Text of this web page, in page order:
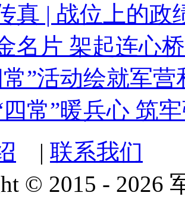
真 | 战位上的政
名片 架起连心桥
常”活动绘就军
常”暖兵心 筑
| 联系我们
© 2015 - 2026